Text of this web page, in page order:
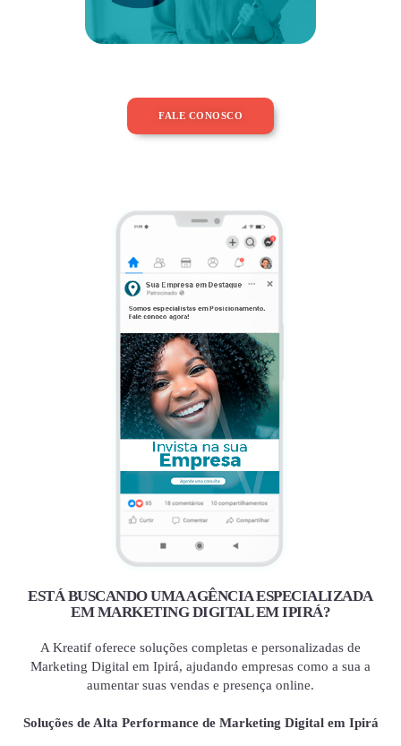
FALE CONOSCO
ESTÁ BUSCANDO UMA AGÊNCIA ESPECIALIZADA
EM MARKETING DIGITAL EM IPIRÁ?
A Kreatif oferece soluções completas e personalizadas de
Marketing Digital em Ipirá, ajudando empresas como a sua a
aumentar suas vendas e presença online.
Soluções de Alta Performance de Marketing Digital em Ipirá